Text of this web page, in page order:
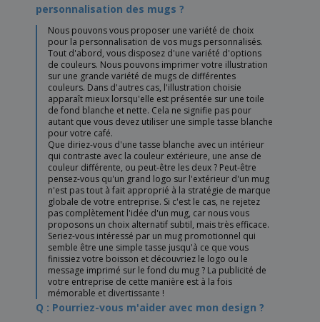
personnalisation des mugs ?
Nous pouvons vous proposer une variété de choix
pour la personnalisation de vos mugs personnalisés.
Tout d'abord, vous disposez d'une variété d'options
de couleurs. Nous pouvons imprimer votre illustration
sur une grande variété de mugs de différentes
couleurs. Dans d'autres cas, l'illustration choisie
apparaît mieux lorsqu'elle est présentée sur une toile
de fond blanche et nette. Cela ne signifie pas pour
autant que vous devez utiliser une simple tasse blanche
pour votre café.
Que diriez-vous d'une tasse blanche avec un intérieur
qui contraste avec la couleur extérieure, une anse de
couleur différente, ou peut-être les deux ? Peut-être
pensez-vous qu'un grand logo sur l'extérieur d'un mug
n'est pas tout à fait approprié à la stratégie de marque
globale de votre entreprise. Si c'est le cas, ne rejetez
pas complètement l'idée d'un mug, car nous vous
proposons un choix alternatif subtil, mais très efficace.
Seriez-vous intéressé par un mug promotionnel qui
semble être une simple tasse jusqu'à ce que vous
finissiez votre boisson et découvriez le logo ou le
message imprimé sur le fond du mug ? La publicité de
votre entreprise de cette manière est à la fois
mémorable et divertissante !
Q : Pourriez-vous m'aider avec mon design ?